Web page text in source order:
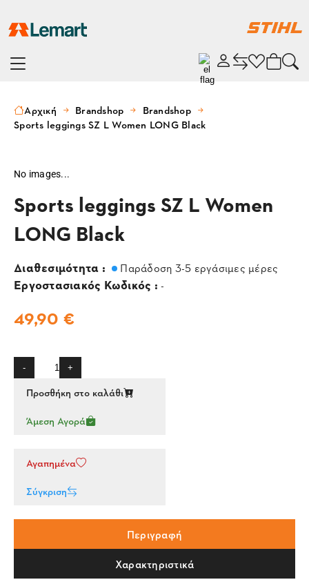
Αρχική Brandshop
Brandshop
Sports leggings SZ L Women LONG Black
No images...
Sports leggings SZ L Women
LONG Black
Διαθεσιμότητα : Παράδοση 3-5 εργάσιμες μέρες
Εργοστασιακός Κωδικός : -
49,90 €
- +
Προσθήκη στο καλάθι
Άμεση Αγορά
Αγαπημένα
Σύγκριση
Περιγραφή
Χαρακτηριστικά